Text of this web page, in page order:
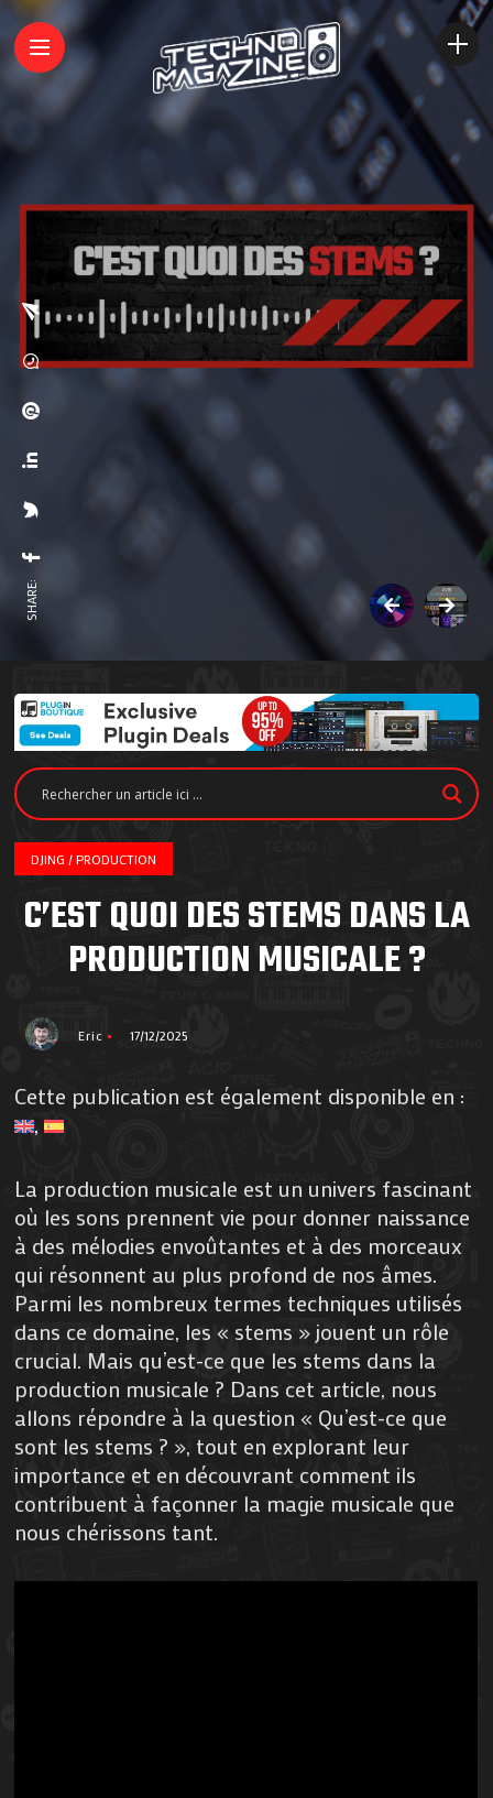
SHARE:
DJING / PRODUCTION
C’EST QUOI DES STEMS DANS LA
PRODUCTION MUSICALE ?
Eric 17/12/2025
Cette publication est également disponible en :
La production musicale est un univers fascinant
où les sons prennent vie pour donner naissance
à des mélodies envoûtantes et à des morceaux
qui résonnent au plus profond de nos âmes.
Parmi les nombreux termes techniques utilisés
dans ce domaine, les « stems » jouent un rôle
crucial. Mais qu’est-ce que les stems dans la
production musicale ? Dans cet article, nous
allons répondre à la question « Qu’est-ce que
sont les stems ? », tout en explorant leur
importance et en découvrant comment ils
contribuent à façonner la magie musicale que
nous chérissons tant.